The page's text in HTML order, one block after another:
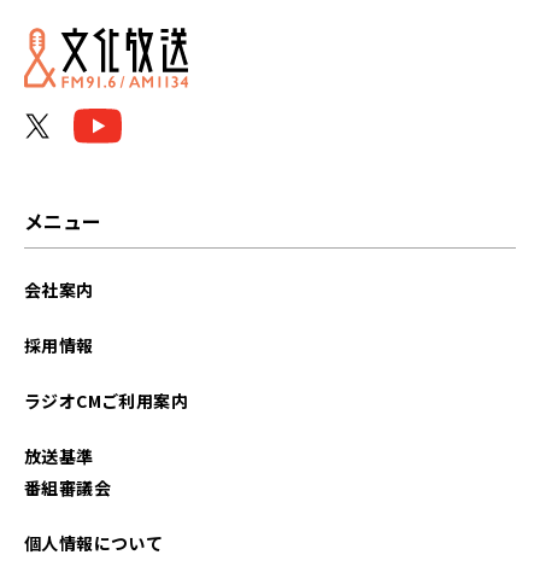
2026年06月
2025年09月
メニュー
会社案内
採用情報
ラジオCMご利用案内
放送基準
番組審議会
個人情報について